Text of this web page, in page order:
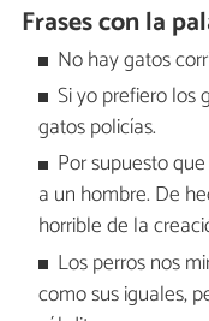
Frases con la
No hay gatos
Si yo prefiero los
gatos policías.
Por supuesto
a un hombre. De
horrible de la
Los perros nos
como sus iguales,